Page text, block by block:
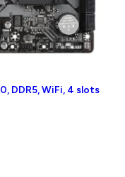
DDR5, WiFi, 4 slots